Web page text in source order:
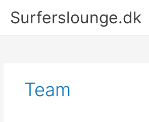
Surferslounge.dk
Team